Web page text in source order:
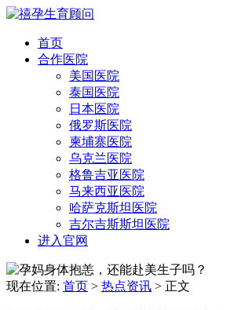
首页
合作医院
美国医院
泰国医院
日本医院
俄罗斯医院
柬埔寨医院
乌克兰医院
格鲁吉亚医院
马来西亚医院
哈萨克斯坦医院
吉尔吉斯斯坦医院
进入官网
现在位置: 首页 > 热点资讯 > 正文